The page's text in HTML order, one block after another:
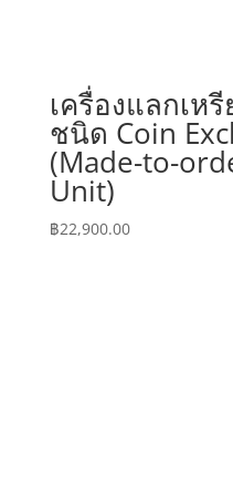
เครื่องแลกเห
ชนิด Coin
(Made-to-
Unit)
฿22,900.00